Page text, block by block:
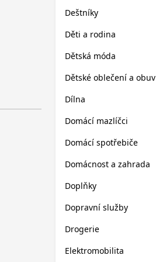
Deštníky
Děti a rodina
Dětská móda
Dětské oblečení a obuv
Dílna
Domácí mazlíčci
Domácí spotřebiče
Domácnost a zahrada
Doplňky
Dopravní služby
Drogerie
Elektromobilita